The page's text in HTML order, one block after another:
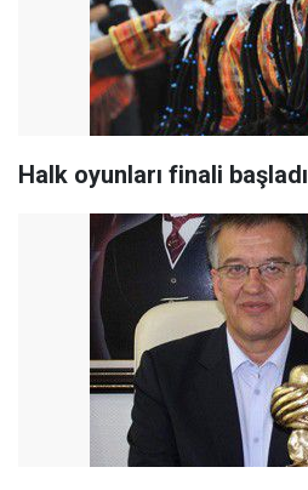
Halk oyunları finali başladı